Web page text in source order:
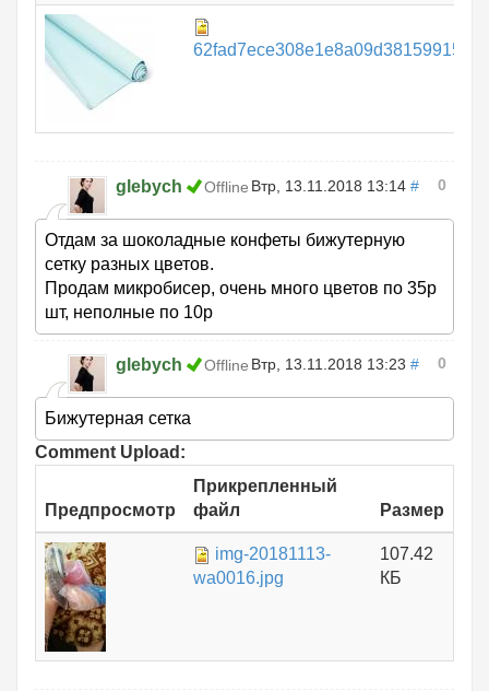
glebych Offline Втр, 13.11.2018 13:14 # 0
Отдам за шоколадные конфеты бижутерную
сетку разных цветов.
Продам микробисер, очень много цветов по 35р
шт, неполные по 10р
glebych Offline Втр, 13.11.2018 13:23 # 0
Бижутерная сетка
Comment Upload:
Предпросмотр
Прикрепленный
файл
Размер
img-20181113-
wa0016.jpg
107.42
КБ